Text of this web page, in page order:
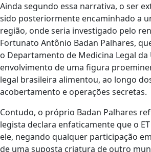
Ainda segundo essa narrativa, o ser
sido posteriormente encaminhado a
região, onde seria investigado pelo
Fortunato Antônio Badan Palhares,
o Departamento de Medicina Legal
envolvimento de uma figura
legal brasileira alimentou, ao longo
acobertamento e operações secretas.
Contudo, o próprio Badan Palhares
legista declara enfaticamente que o
ele, negando qualquer participação
de uma suposta criatura de outro